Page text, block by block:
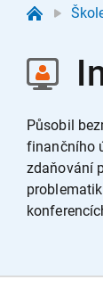
Působil
finančního
zdaňování